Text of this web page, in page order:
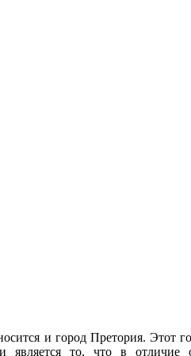
и город Претория.
является то, что в